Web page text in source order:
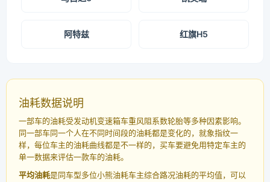
阿特兹 红旗H5
油耗数据说明
一部车的油耗受发动机变速箱车重风阻系数轮胎等多种因素影响。
同一部车同一个人在不同时间段的油耗都是变化的，就象指纹一
样，每位车主的油耗曲线都是不一样的，买车要避免用特定车主的
单一数据来评估一款车的油耗。
平均油耗是同车型多位小熊油耗车主综合路况油耗的平均值，可以